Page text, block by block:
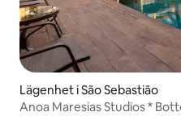
Lägenhet i São Sebastião
Anoa Maresias Studios *